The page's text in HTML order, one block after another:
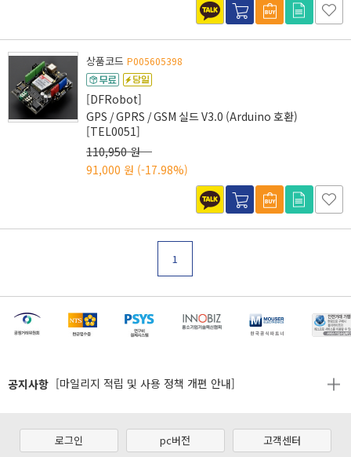
상품코드 P005605398
[DFRobot]
GPS / GPRS / GSM 실드 V3.0 (Arduino 호환)
[TEL0051]
110,950 원
91,000 원 (-17.98%)
1
공지사항
[마일리지 적립 및 사용 정책 개편 안내]
[2026년 8월 신용카드 무이자 행사 안내]
[마일리지 적립 및 사용 정책 개편 안내]
제31기 정기주주총회 소집통지서
로그인 pc버전 고객센터